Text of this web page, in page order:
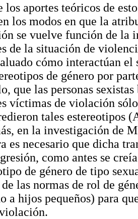
los aportes teóricos de
los modos en que la
se vuelve función de la
de la situación de
cómo interactúan
de género por
que las personas
víctimas de violación
tales estereotipos
en la investigación de
es necesario que dicha
como antes se
de género de tipo
las normas de rol de
a hijos pequeños) para